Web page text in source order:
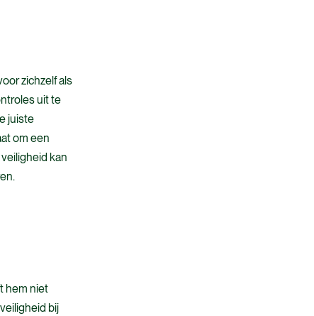
zichzelf als
uit te
juiste
om een
kan
hem niet
bij